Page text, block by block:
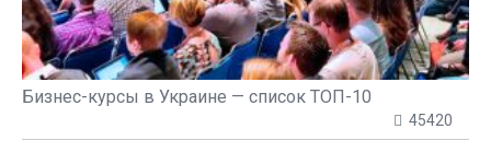
Бизнес-курсы в Украине — список ТОП-10
45420